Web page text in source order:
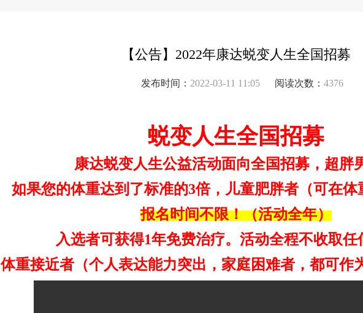
【公告】2022年康达蜕变人生全国招募
发布时间： 2022-03-11 11:05 阅读次数： 4376
蜕变人生全国招募
康达蜕变人生公益活动面向全国招募，超胖
如果您的体重达到了标准的3倍， 儿童肥胖者（可在体
报名时间不限！（活动全年）
入选者可获得1年免费治疗。活动全程不收取任
体重接近者（个人表达能力突出，家庭困难者，都可作